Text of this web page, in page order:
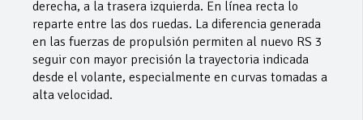
derecha, a la trasera izquierda. En línea recta lo
reparte entre las dos ruedas. La diferencia generada
en las fuerzas de propulsión permiten al nuevo RS 3
seguir con mayor precisión la trayectoria indicada
desde el volante, especialmente en curvas tomadas a
alta velocidad.